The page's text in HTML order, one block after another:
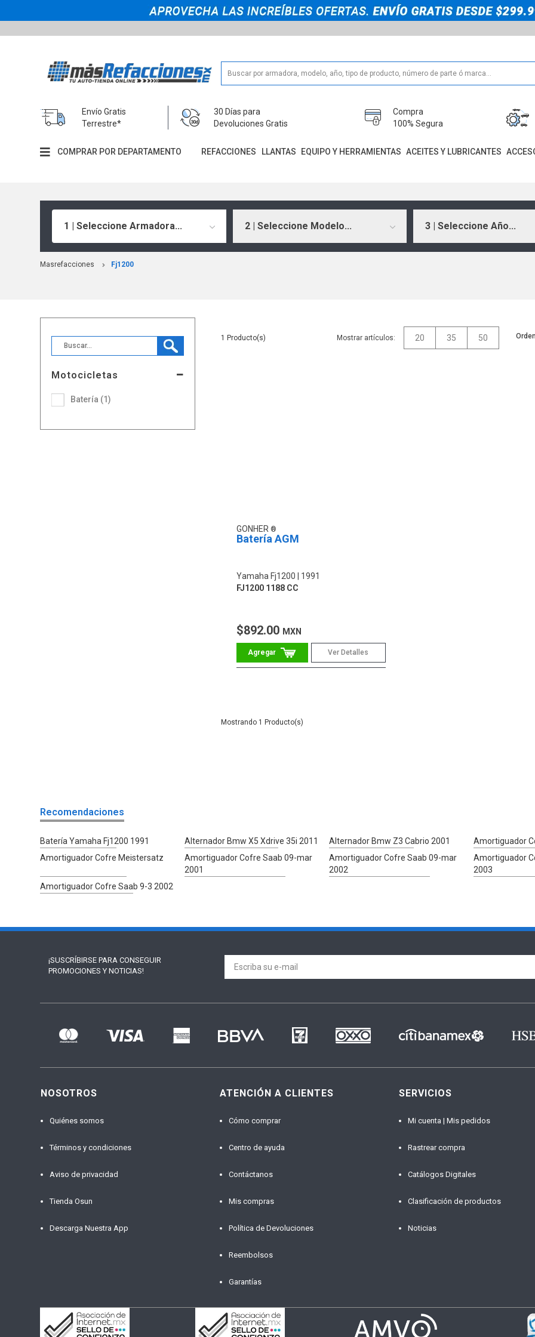
Envío Gratis
Terrestre*
30 Días para
Devoluciones Gratis
Compra
100% Segura
COMPRAR POR DEPARTAMENTO REFACCIONES LLANTAS EQUIPO Y HERRAMIENTAS ACEITES Y LUBRICANTES
1 | Seleccione Armadora... 2 | Seleccione Modelo... 3 | Seleccione Año...
Masrefacciones Fj1200
Motocicletas
Batería (1)
1 Mostrar artículos: 20 35 50
GONHER
Batería AGM
Yamaha Fj1200
1991
FJ1200 1188 CC
$892.00 MXN
Ver Detalles
1
Recomendaciones
Batería Yamaha Fj1200 1991 Alternador Bmw X5 Xdrive 35i 2011 Alternador Bmw Z3 Cabrio 2001 Amortiguador
Amortiguador Cofre Meistersatz
Amortiguador Cofre Saab 09-mar
2001
Amortiguador Cofre Saab 09-mar
2002
Amortiguador
2003
Amortiguador Cofre Saab 9-3 2002
¡SUSCRÍBIRSE PARA CONSEGUIR
PROMOCIONES Y NOTICIAS!
NOSOTROS
Quiénes somos
Términos y condiciones
Aviso de privacidad
Tienda Osun
Descarga Nuestra App
ATENCIÓN A CLIENTES
Cómo comprar
Centro de ayuda
Contáctanos
Mis compras
Política de Devoluciones
Reembolsos
Garantías
SERVICIOS
Mi cuenta | Mis pedidos
Rastrear compra
Catálogos Digitales
Clasificación de productos
Noticias